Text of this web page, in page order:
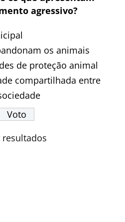
agressivo?
os animais
de proteção animal
compartilhada entre
resultados